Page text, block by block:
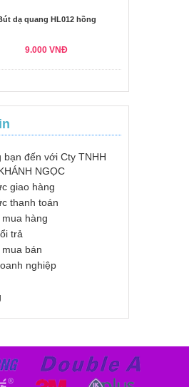
dạ quang HL012 hồng
9.000 VNĐ
bạn đến với Cty TNHH
NGỌC
giao hàng
thanh toán
hàng
trả
bán
nghiệp